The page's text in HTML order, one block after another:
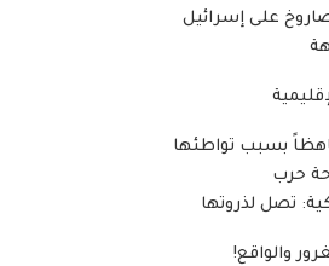
بسبب تواطئها
حرب
تصل لذروتها
والواقع!